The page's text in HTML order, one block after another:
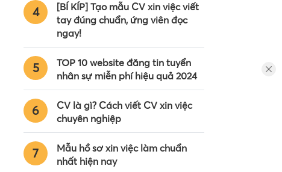
4
[BÍ KÍP] Tạo mẫu CV xin việc viết
tay đúng chuẩn, ứng viên đọc
ngay!
5
TOP 10 website đăng tin tuyển
nhân sự miễn phí hiệu quả 2024
6
CV là gì? Cách viết CV xin việc
chuyên nghiệp
7
Mẫu hồ sơ xin việc làm chuẩn
nhất hiện nay